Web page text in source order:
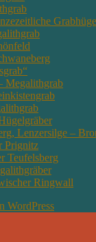
Megalithgrab
Lenzersilge –
Prignitz
Teufelsberg
Ringwall
WordPress